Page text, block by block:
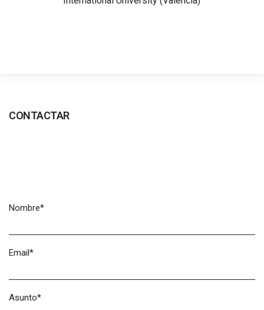
CONTACTAR
Nombre*
Email*
Asunto*